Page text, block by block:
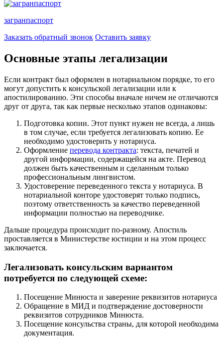
загранпаспорт
Заказать обратный звонок Оставить заявку
Основные этапы легализации
Если контракт был оформлен в нотариальном порядке, то его
могут допустить к консульской легализации или к
апостилированию. Эти способы вначале ничем не отличаются
друг от друга, так как первые несколько этапов одинаковы:
Подготовка копии. Этот пункт нужен не всегда, а лишь
в том случае, если требуется легализовать копию. Ее
необходимо удостоверить у нотариуса.
Оформление перевода контракта: текста, печатей и
другой информации, содержащейся на акте. Перевод
должен быть качественным и сделанным только
профессиональным лингвистом.
Удостоверение переведенного текста у нотариуса. В
нотариальной конторе удостоверят только подпись,
поэтому ответственность за качество переведенной
информации полностью на переводчике.
Дальше процедура происходит по-разному. Апостиль
проставляется в Министерстве юстиции и на этом процесс
заключается.
Легализовать консульским вариантом
потребуется по следующей схеме:
Посещение Минюста и заверение реквизитов нотариуса
Обращение в МИД и подтверждение достоверности
реквизитов сотрудников Минюста.
Посещение консульства страны, для которой необходима
документация.